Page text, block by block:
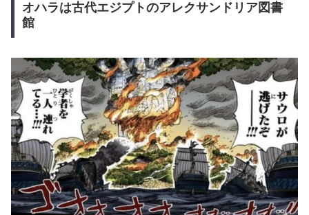
オハラは古代エジプトのアレクサンドリア図書
館